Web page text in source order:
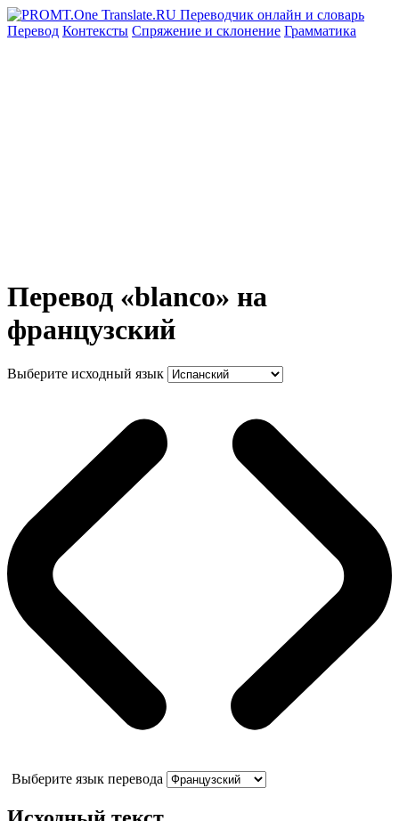
Перевод Контексты Спряжение и склонение Грамматика
Перевод «blanco» на
французский
Выберите исходный язык
Выберите язык перевода